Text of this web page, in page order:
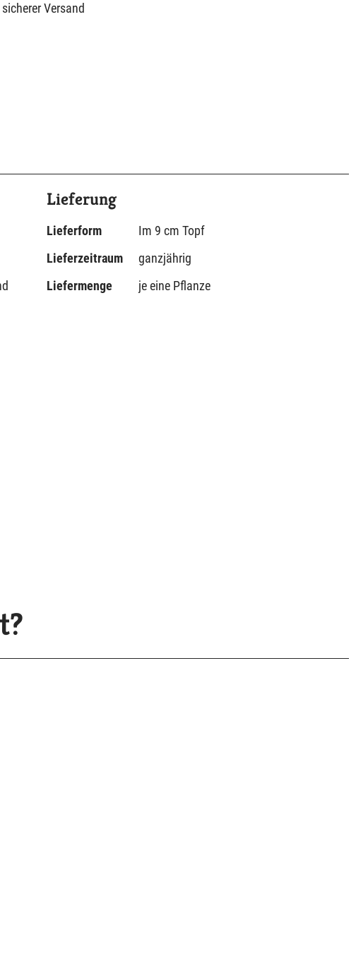
Versand
Lieferung
Lieferform
Im 9 cm Topf
Lieferzeitraum
ganzjährig
Liefermenge
je eine Pflanze